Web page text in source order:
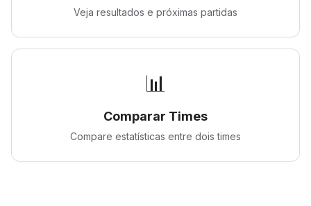
Veja resultados e próximas partidas
📊
Comparar Times
Compare estatísticas entre dois times